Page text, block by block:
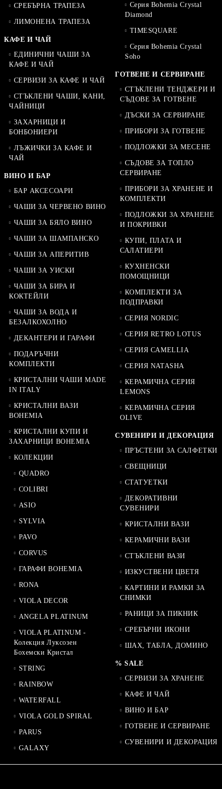
СРЕБЪРНА ТРАПЕЗА
ЛИМОНЕНА ТРАПЕЗА
КАФЕ И ЧАЙ
ЕДИНИЧНИ ЧАШИ ЗА
КАФЕ И ЧАЙ
СЕРВИЗИ ЗА КАФЕ И ЧАЙ
СТЪКЛЕНИ ЧАШИ, КАНИ,
ЧАЙНИЦИ
ЗАХАРНИЦИ И
БОНБОНИЕРИ
ЛЪЖИЧКИ ЗА КАФЕ И
ЧАЙ
ВИНО И БАР
БАР АКСЕСОАРИ
ЧАШИ ЗА ЧЕРВЕНО ВИНО
ЧАШИ ЗА БЯЛО ВИНО
ЧАШИ ЗА ШАМПАНСКО
ЧАШИ ЗА АПЕРИТИВ
ЧАШИ ЗА УИСКИ
ЧАШИ ЗА БИРА И
КОКТЕЙЛИ
ЧАШИ ЗА ВОДА И
БЕЗАЛКОХОЛНО
ДЕКАНТЕРИ И ГАРАФИ
ПОДАРЪЧНИ
КОМПЛЕКТИ
КРИСТАЛНИ ЧАШИ MADE
IN ITALY
КРИСТАЛНИ ВАЗИ
BOHEMIA
КРИСТАЛНИ КУПИ И
ЗАХАРНИЦИ BOHEMIA
КОЛЕКЦИИ
QUADRO
COLIBRI
ASIO
SYLVIA
PAVO
CORVUS
ГАРАФИ BOHEMIA
RONA
VIOLA DECOR
ANGELA PLATINUM
VIOLA PLATINUM -
Колекция Луксозен
Бохемски Кристал
STRING
RAINBOW
WATERFALL
VIOLA GOLD SPIRAL
PARUS
GALAXY
Серия Bohemia Crystal
Diamond
TIMESQUARE
Серия Bohemia Crystal
Soho
ГОТВЕНЕ И СЕРВИРАНЕ
СТЪКЛЕНИ ТЕНДЖЕРИ И
СЪДОВЕ ЗА ГОТВЕНЕ
ДЪСКИ ЗА СЕРВИРАНЕ
ПРИБОРИ ЗА ГОТВЕНЕ
ПОДЛОЖКИ ЗА МЕСЕНЕ
СЪДОВЕ ЗА ТОПЛО
СЕРВИРАНЕ
ПРИБОРИ ЗА ХРАНЕНЕ И
КОМПЛЕКТИ
ПОДЛОЖКИ ЗА ХРАНЕНЕ
И ПОКРИВКИ
КУПИ, ПЛАТА И
САЛАТИЕРИ
КУХНЕНСКИ
ПОМОЩНИЦИ
КОМПЛЕКТИ ЗА
ПОДПРАВКИ
СЕРИЯ NORDIC
СЕРИЯ RETRO LOTUS
СЕРИЯ CAMELLIA
СЕРИЯ NATASHA
КЕРАМИЧНА СЕРИЯ
LEMONS
КЕРАМИЧНА СЕРИЯ
OLIVE
СУВЕНИРИ И ДЕКОРАЦИЯ
ПРЪСТЕНИ ЗА САЛФЕТКИ
СВЕЩНИЦИ
СТАТУЕТКИ
ДЕКОРАТИВНИ
СУВЕНИРИ
КРИСТАЛНИ ВАЗИ
КЕРАМИЧНИ ВАЗИ
СТЪКЛЕНИ ВАЗИ
ИЗКУСТВЕНИ ЦВЕТЯ
КАРТИНИ И РАМКИ ЗА
СНИМКИ
РАНИЦИ ЗА ПИКНИК
СРЕБЪРНИ ИКОНИ
ШАХ, ТАБЛА, ДОМИНО
% SALE
СЕРВИЗИ ЗА ХРАНЕНЕ
КАФЕ И ЧАЙ
ВИНО И БАР
ГОТВЕНЕ И СЕРВИРАНЕ
СУВЕНИРИ И ДЕКОРАЦИЯ